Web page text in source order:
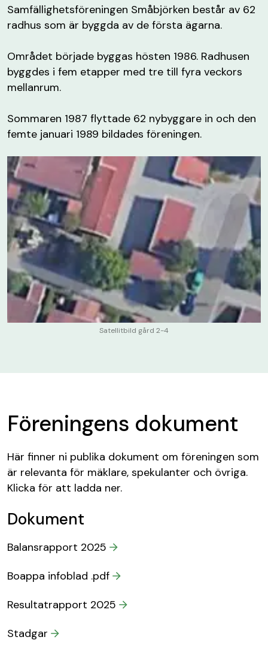
Samfällighetsföreningen Småbjörken består av 62
radhus som är byggda av de första ägarna.
Området började byggas hösten 1986. Radhusen
byggdes i fem etapper med tre till fyra veckors
mellanrum.
Sommaren 1987 flyttade 62 nybyggare in och den
femte januari 1989 bildades föreningen.
Satellitbild gård 2-4
Föreningens dokument
Här finner ni publika dokument om föreningen som
är relevanta för mäklare, spekulanter och övriga.
Klicka för att ladda ner.
Dokument
Balansrapport 2025
Boappa infoblad .pdf
Resultatrapport 2025
Stadgar